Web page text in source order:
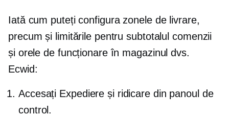
Iată cum puteți configura zonele de livrare,
precum și limitările pentru subtotalul comenzii
și orele de funcționare în magazinul dvs.
Ecwid:
Accesați Expediere și ridicare din panoul de
control.